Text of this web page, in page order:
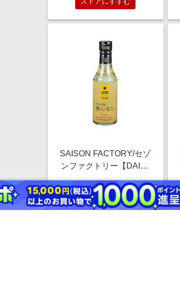
SAISON FACTORY/セゾ
ンファクトリー【DAILY
おまとめ】リッチスタイ
ルドレッシング 爽・レ
モン 調理済み食事、主
￥864
2.5%